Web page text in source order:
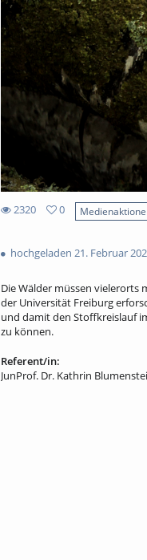
2320
views
0
hochgeladen 21. Februar
Die Wälder müssen
der Universität Freiburg
und damit den Stoffkreislauf
zu können.
Referent/in:
JunProf. Dr. Kathrin